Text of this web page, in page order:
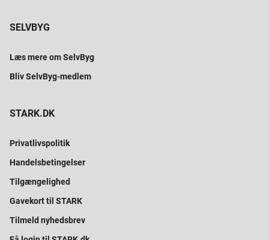
SELVBYG
Læs mere om SelvByg
Bliv SelvByg-medlem
STARK.DK
Privatlivspolitik
Handelsbetingelser
Tilgængelighed
Gavekort til STARK
Tilmeld nyhedsbrev